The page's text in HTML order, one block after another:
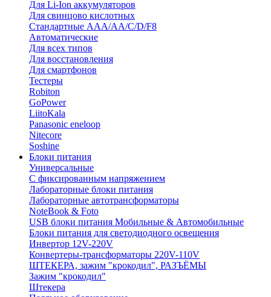
Для Li-Ion аккумуляторов
Для свинцово кислотных
Стандартные ААА/АА/С/D/F8
Автоматические
Для всех типов
Для восстановления
Для смартфонов
Тестеры
Robiton
GoPower
LiitoKala
Panasonic eneloop
Nitecore
Soshine
Блоки питания
Универсальные
C фиксированным напряжением
Лабораторные блоки питания
Лабораторные автотрансформаторы
NoteBook & Foto
USB блоки питания Мобильные & Автомобильные
Блоки питания для светодиодного освещения
Инвертор 12V-220V
Конвертеры-трансформаторы 220V-110V
ШТЕКЕРА, зажим "крокодил", РАЗЪЁМЫ
Зажим "крокодил"
Штекера